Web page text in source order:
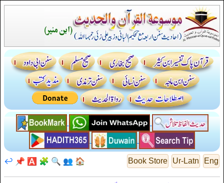
Eng
Ur-Latn
Book Store
🏠
👥
🔍
🧩
🅰️
📌
↩️